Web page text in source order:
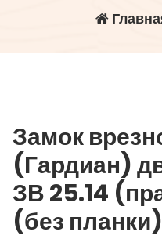
Замок
(Гардиан)
ЗВ 25.14
(без планки)